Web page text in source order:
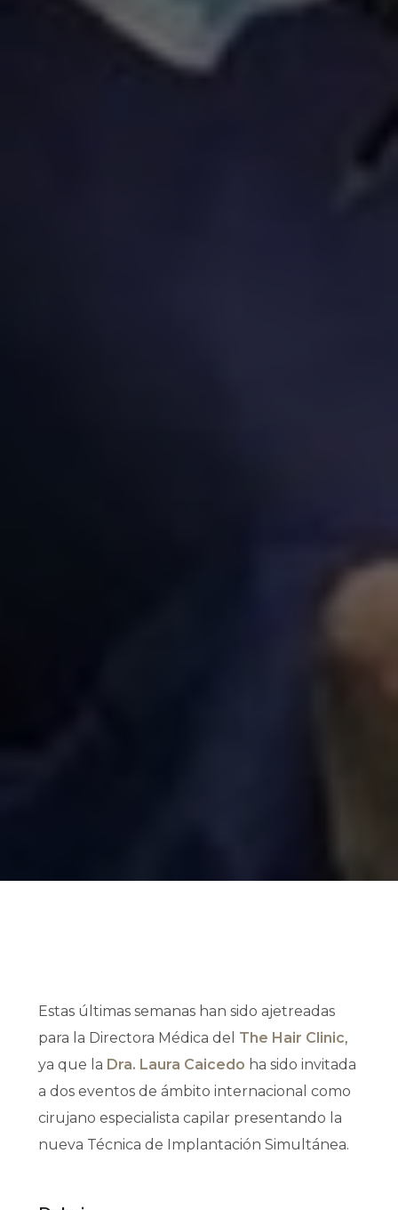
Estas últimas semanas han sido ajetreadas
para la Directora Médica del The Hair Clinic,
ya que la Dra. Laura Caicedo ha sido invitada
a dos eventos de ámbito internacional como
cirujano especialista capilar presentando la
nueva Técnica de Implantación Simultánea.